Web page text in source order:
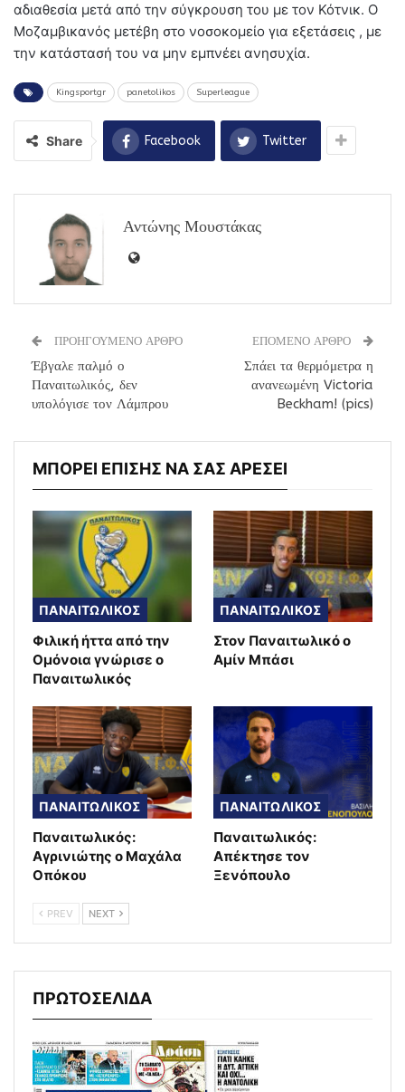
αδιαθεσία μετά από την σύγκρουση του με τον Κότνικ. Ο
Μοζαμβικανός μετέβη στο νοσοκομείο για εξετάσεις , με
την κατάστασή του να μην εμπνέει ανησυχία.
Kingsportgr panetolikos Superleague
Share Facebook Twitter
Αντώνης Μουστάκας
ΠΡΟΗΓΟΥΜΕΝΟ ΑΡΘΡΟ
Έβγαλε παλμό ο
Παναιτωλικός, δεν
υπολόγισε τον Λάμπρου
ΕΠΟΜΕΝΟ ΑΡΘΡΟ
Σπάει τα θερμόμετρα η
ανανεωμένη Victoria
Beckham! (pics)
ΜΠΟΡΕΙ ΕΠΙΣΗΣ ΝΑ ΣΑΣ ΑΡΕΣΕΙ
ΠΑΝΑΙΤΩΛΙΚΟΣ
Φιλική ήττα από την
Ομόνοια γνώρισε ο
Παναιτωλικός
ΠΑΝΑΙΤΩΛΙΚΟΣ
Στον Παναιτωλικό ο
Αμίν Μπάσι
ΠΑΝΑΙΤΩΛΙΚΟΣ
Παναιτωλικός:
Αγρινιώτης ο Μαχάλα
Οπόκου
ΠΑΝΑΙΤΩΛΙΚΟΣ
Παναιτωλικός:
Απέκτησε τον
Ξενόπουλο
PREV NEXT
ΠΡΩΤΟΣΕΛΙΔΑ